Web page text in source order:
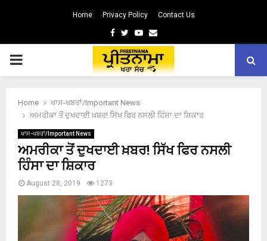
Home Privacy Policy Contact Us
Facebook
TwitterYoutube
Email
PRIMARY
Home
ਖਾਸ-ਖਬਰਾਂ/Important News
ਅਮਰੀਕਾ ਤੋਂ ਦੁਖਦਾਈ ਖ਼ਬਰ! ਸਿੱਖ ਫਿਰ ਨਸਲੀ ਹਿੰਸਾ ਦਾ ਸ਼ਿਕਾਰ
ਖਾਸ-ਖਬਰਾਂ/Important News
ਅਮਰੀਕਾ ਤੋਂ ਦੁਖਦਾਈ ਖ਼ਬਰ! ਸਿੱਖ ਫਿਰ ਨਸਲੀ
ਹਿੰਸਾ ਦਾ ਸ਼ਿਕਾਰ
August 28, 2019 1273